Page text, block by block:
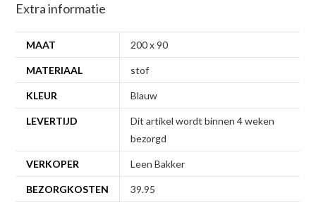
Extra informatie
MAAT 200 x 90
MATERIAAL stof
KLEUR Blauw
LEVERTIJD
Dit artikel wordt binnen 4 weken
bezorgd
VERKOPER Leen Bakker
BEZORGKOSTEN 39.95